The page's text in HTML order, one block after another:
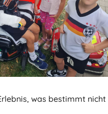
was bestimmt